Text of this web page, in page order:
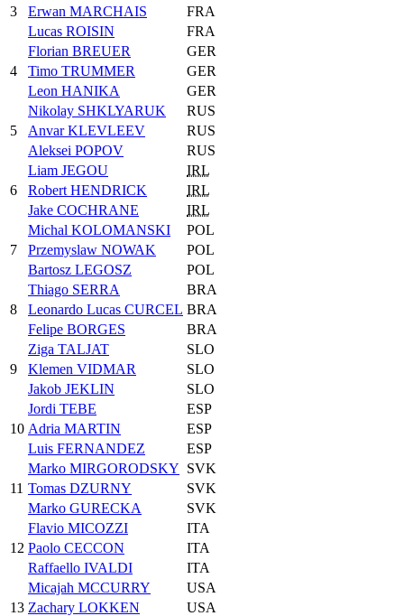
3
Erwan MARCHAIS
FRA
Lucas ROISIN
FRA
4
Florian BREUER
GER
Timo TRUMMER
GER
Leon HANIKA
GER
5
Nikolay SHKLYARUK
RUS
Anvar KLEVLEEV
RUS
Aleksei POPOV
RUS
6
Liam JEGOU
IRL
Robert HENDRICK
IRL
Jake COCHRANE
IRL
7
Michal KOLOMANSKI
POL
Przemyslaw NOWAK
POL
Bartosz LEGOSZ
POL
8
Thiago SERRA
BRA
Leonardo Lucas CURCEL BRA
Felipe BORGES
BRA
9
Ziga TALJAT
SLO
Klemen VIDMAR
SLO
Jakob JEKLIN
SLO
10
Jordi TEBE
ESP
Adria MARTIN
ESP
Luis FERNANDEZ
ESP
11
Marko MIRGORODSKY SVK
Tomas DZURNY
SVK
Marko GURECKA
SVK
12
Flavio MICOZZI
ITA
Paolo CECCON
ITA
Raffaello IVALDI
ITA
13
Micajah MCCURRY
USA
Zachary LOKKEN
USA